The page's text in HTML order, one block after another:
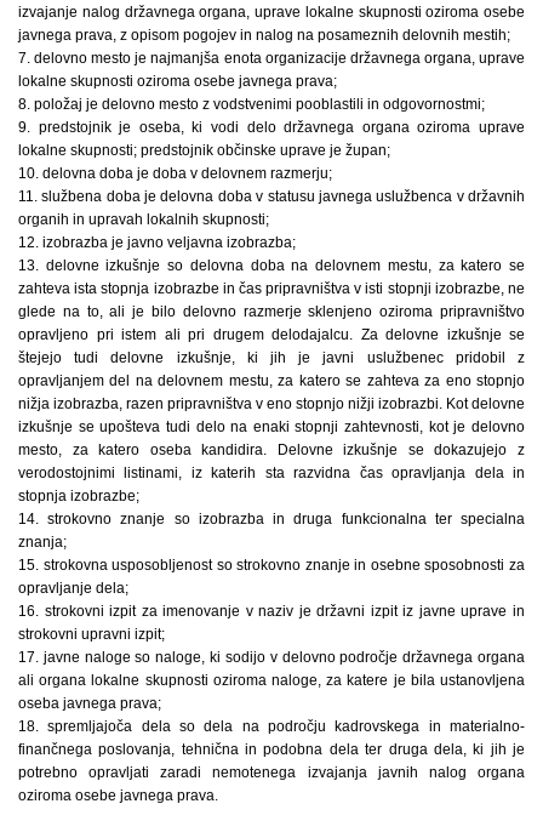
izvajanje nalog državnega organa, uprave lokalne skupnosti oziroma osebe
javnega prava, z opisom pogojev in nalog na posameznih delovnih mestih;
7. delovno mesto je najmanjša enota organizacije državnega organa, uprave
lokalne skupnosti oziroma osebe javnega prava;
8. položaj je delovno mesto z vodstvenimi pooblastili in odgovornostmi;
9. predstojnik je oseba, ki vodi delo državnega organa oziroma uprave
lokalne skupnosti; predstojnik občinske uprave je župan;
10. delovna doba je doba v delovnem razmerju;
11. službena doba je delovna doba v statusu javnega uslužbenca v državnih
organih in upravah lokalnih skupnosti;
12. izobrazba je javno veljavna izobrazba;
13. delovne izkušnje so delovna doba na delovnem mestu, za katero se
zahteva ista stopnja izobrazbe in čas pripravništva v isti stopnji izobrazbe, ne
glede na to, ali je bilo delovno razmerje sklenjeno oziroma pripravništvo
opravljeno pri istem ali pri drugem delodajalcu. Za delovne izkušnje se
štejejo tudi delovne izkušnje, ki jih je javni uslužbenec pridobil z
opravljanjem del na delovnem mestu, za katero se zahteva za eno stopnjo
nižja izobrazba, razen pripravništva v eno stopnjo nižji izobrazbi. Kot delovne
izkušnje se upošteva tudi delo na enaki stopnji zahtevnosti, kot je delovno
mesto, za katero oseba kandidira. Delovne izkušnje se dokazujejo z
verodostojnimi listinami, iz katerih sta razvidna čas opravljanja dela in
stopnja izobrazbe;
14. strokovno znanje so izobrazba in druga funkcionalna ter specialna
znanja;
15. strokovna usposobljenost so strokovno znanje in osebne sposobnosti za
opravljanje dela;
16. strokovni izpit za imenovanje v naziv je državni izpit iz javne uprave in
strokovni upravni izpit;
17. javne naloge so naloge, ki sodijo v delovno področje državnega organa
ali organa lokalne skupnosti oziroma naloge, za katere je bila ustanovljena
oseba javnega prava;
18. spremljajoča dela so dela na področju kadrovskega in materialno-
finančnega poslovanja, tehnična in podobna dela ter druga dela, ki jih je
potrebno opravljati zaradi nemotenega izvajanja javnih nalog organa
oziroma osebe javnega prava.